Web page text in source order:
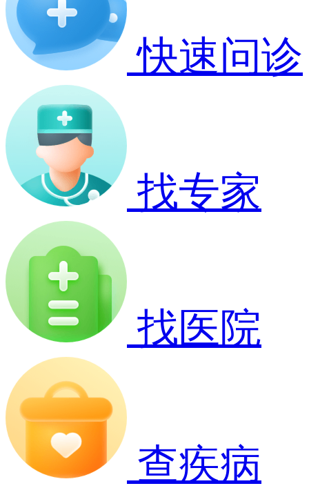
快速问诊
找专家
找医院
查疾病